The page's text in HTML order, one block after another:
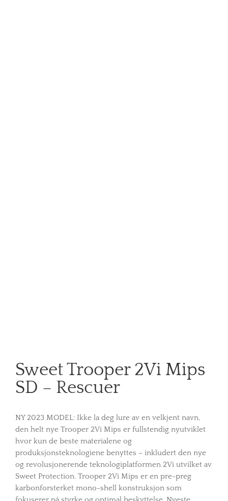
Sweet Trooper 2Vi Mips
SD – Rescuer
NY 2023 MODEL: Ikke la deg lure av en velkjent navn,
den helt nye Trooper 2Vi Mips er fullstendig nyutviklet
hvor kun de beste materialene og
produksjonsteknologiene benyttes – inkludert den nye
og revolusjonerende teknologiplatformen 2Vi utvilket av
Sweet Protection. Trooper 2Vi Mips er en pre-preg
karbonforsterket mono-shell konstruksjon som